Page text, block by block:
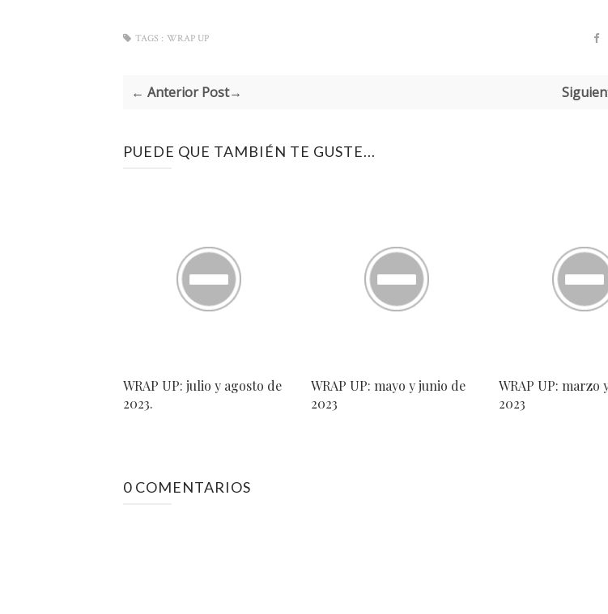
TAGS : WRAP UP
← Anterior Post→
PUEDE QUE TAMBIÉN TE GUSTE...
WRAP UP: julio y agosto de
2023.
WRAP UP: mayo y junio de
2023
WRAP UP: marzo
2023
0 COMENTARIOS